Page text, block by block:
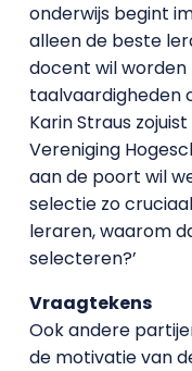
onderwijs begint
alleen de beste
docent wil worden
taalvaardigheden
Karin Straus
Vereniging
aan de poort wil
selectie zo
leraren, waarom
selecteren?’
Vraagtekens
Ook andere
de motivatie van